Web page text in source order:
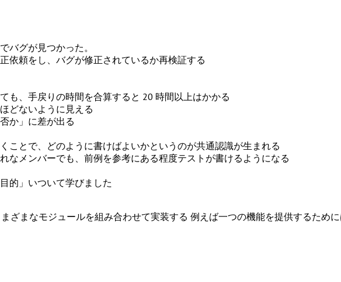
バグが見つかった。
依頼をし、バグが修正されているか再検証する
も、手戻りの時間を合算すると 20 時間以上はかかる
どないように見える
か」に差が出る
ことで、どのように書けばよいかというのが共通認識が生まれる
なメンバーでも、前例を参考にある程度テストが書けるようになる
的」いついて学びました
ざまなモジュールを組み合わせて実装する 例えば一つの機能を提供するため